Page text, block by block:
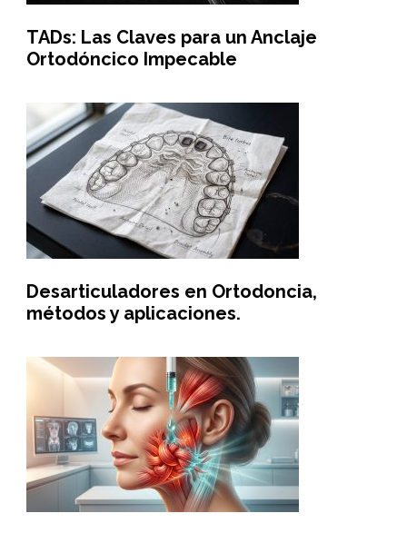
TADs: Las Claves para un Anclaje
Ortodóncico Impecable
Desarticuladores en Ortodoncia,
métodos y aplicaciones.